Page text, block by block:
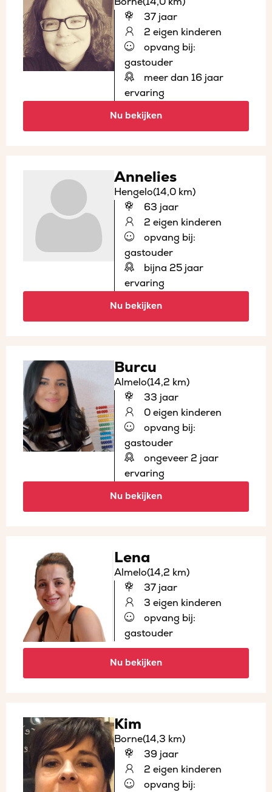
37 jaar
2 eigen kinderen
opvang bij:
gastouder
meer dan 16 jaar
ervaring
Nu bekijken
Annelies
Hengelo(14,0 km)
63 jaar
2 eigen kinderen
opvang bij:
gastouder
bijna 25 jaar
ervaring
Nu bekijken
Burcu
Almelo(14,2 km)
33 jaar
0 eigen kinderen
opvang bij:
gastouder
ongeveer 2 jaar
ervaring
Nu bekijken
Lena
Almelo(14,2 km)
37 jaar
3 eigen kinderen
opvang bij:
gastouder
Nu bekijken
Kim
Borne(14,3 km)
39 jaar
2 eigen kinderen
opvang bij: